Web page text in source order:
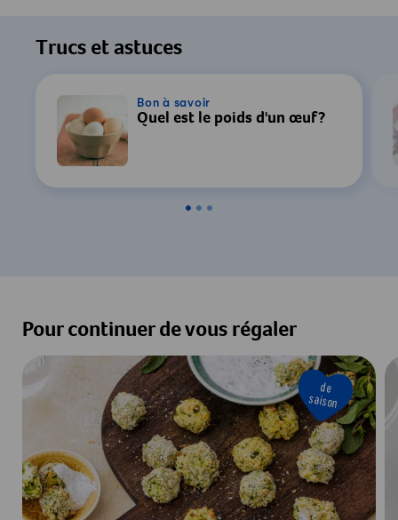
Trucs et astuces
Bon à savoir
Quel est le poids d'un œuf?
Pour continuer de vous régaler
de
saison